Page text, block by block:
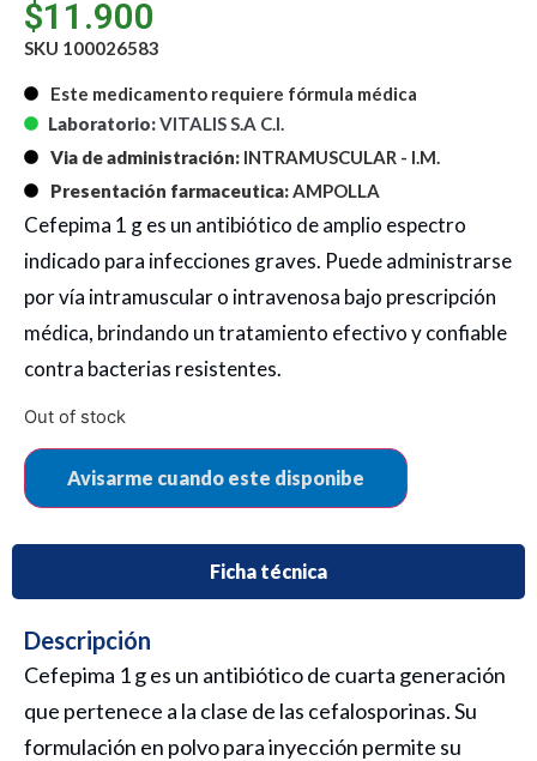
$11.900
SKU 100026583
Este medicamento requiere fórmula médica
Laboratorio:VITALIS S.A C.I.
Via de administración: INTRAMUSCULAR - I.M.
Presentación farmaceutica:AMPOLLA
Cefepima 1 g es un antibiótico de amplio espectro
indicado para infecciones graves. Puede administrarse
por vía intramuscular o intravenosa bajo prescripción
médica, brindando un tratamiento efectivo y confiable
contra bacterias resistentes.
Out of stock
Ficha técnica
Descripción
Cefepima 1 g es un antibiótico de cuarta generación
que pertenece a la clase de las cefalosporinas. Su
formulación en polvo para inyección permite su